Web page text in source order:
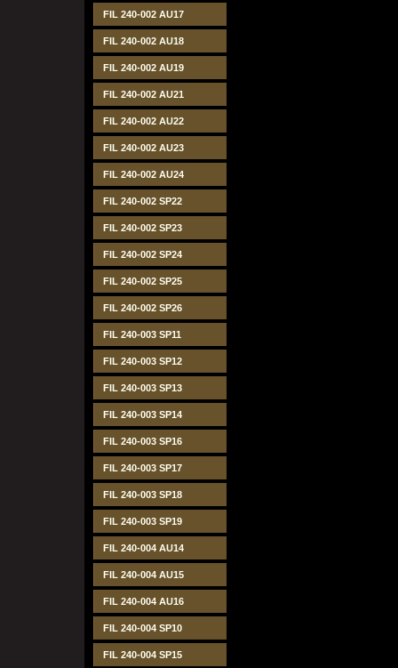
FIL 240-002 AU17
FIL 240-002 AU18
FIL 240-002 AU19
FIL 240-002 AU21
FIL 240-002 AU22
FIL 240-002 AU23
FIL 240-002 AU24
FIL 240-002 SP22
FIL 240-002 SP23
FIL 240-002 SP24
FIL 240-002 SP25
FIL 240-002 SP26
FIL 240-003 SP11
FIL 240-003 SP12
FIL 240-003 SP13
FIL 240-003 SP14
FIL 240-003 SP16
FIL 240-003 SP17
FIL 240-003 SP18
FIL 240-003 SP19
FIL 240-004 AU14
FIL 240-004 AU15
FIL 240-004 AU16
FIL 240-004 SP10
FIL 240-004 SP15